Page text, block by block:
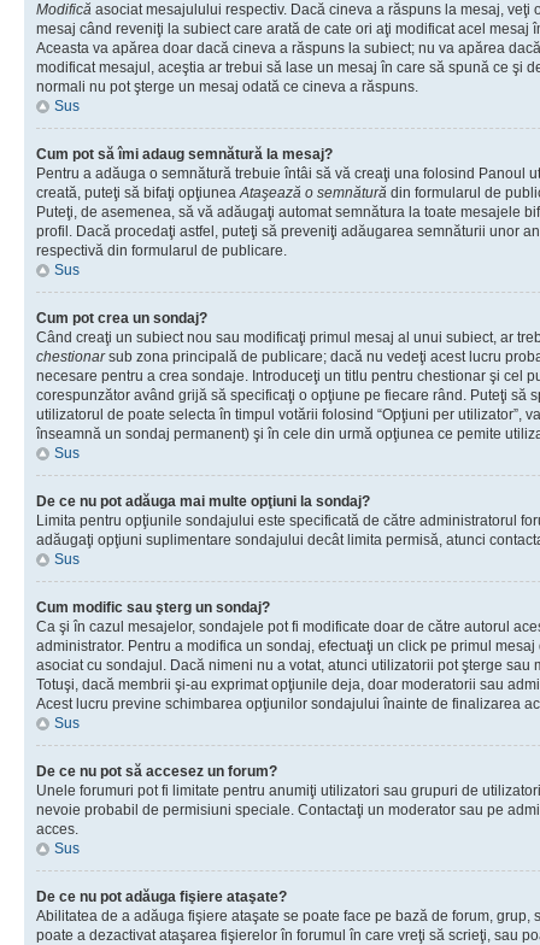
Modifică asociat mesajulului respectiv. Dacă cineva a răspuns la mesaj, veţi
mesaj când reveniţi la subiect care arată de cate ori aţi modificat acel mesaj
Aceasta va apărea doar dacă cineva a răspuns la subiect; nu va apărea
modificat mesajul, aceştia ar trebui să lase un mesaj în care să spună ce şi
normali nu pot şterge un mesaj odată ce cineva a răspuns.
Sus
Cum pot să îmi adaug semnătură la mesaj?
Pentru a adăuga o semnătură trebuie întâi să vă creaţi una folosind Panoul
creată, puteţi să bifaţi opţiuneaAtaşează o semnătură din formularul de
Puteţi, de asemenea, să vă adăugaţi automat semnătura la toate mesajele
profil. Dacă procedaţi astfel, puteţi să preveniţi adăugarea semnăturii unor
respectivă din formularul de publicare.
Sus
Cum pot crea un sondaj?
Când creaţi un subiect nou sau modificaţi primul mesaj al unui subiect, ar
chestionarsub zona principală de publicare; dacă nu vedeţi acest lucru
necesare pentru a crea sondaje. Introduceţi un titlu pentru chestionar şi cel
corespunzător având grijă să specificaţi o opţiune pe fiecare rând. Puteţi să
utilizatorul de poate selecta în timpul votării folosind “Opţiuni per utilizator”,
înseamnă un sondaj permanent) şi în cele din urmă opţiunea ce pemite
Sus
De ce nu pot adăuga mai multe opţiuni la sondaj?
Limita pentru opţiunile sondajului este specificată de către administratorul
adăugaţi opţiuni suplimentare sondajului decât limita permisă, atunci
Sus
Cum modific sau şterg un sondaj?
Ca şi în cazul mesajelor, sondajele pot fi modificate doar de către autorul
administrator. Pentru a modifica un sondaj, efectuaţi un click pe primul
asociat cu sondajul. Dacă nimeni nu a votat, atunci utilizatorii pot şterge
Totuşi, dacă membrii şi-au exprimat opţiunile deja, doar moderatorii sau
Acest lucru previne schimbarea opţiunilor sondajului înainte de finalizarea
Sus
De ce nu pot să accesez un forum?
Unele forumuri pot fi limitate pentru anumiţi utilizatori sau grupuri de
nevoie probabil de permisiuni speciale. Contactaţi un moderator sau pe
acces.
Sus
De ce nu pot adăuga fişiere ataşate?
Abilitatea de a adăuga fişiere ataşate se poate face pe bază de forum, grup,
poate a dezactivat ataşarea fişierelor în forumul în care vreţi să scrieţi, sau